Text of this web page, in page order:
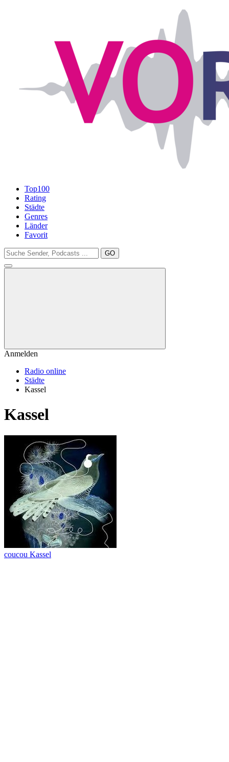
Top100
Rating
Städte
Genres
Länder
Favorit
GO
Anmelden
Radio online
Städte
Kassel
Kassel
coucou Kassel